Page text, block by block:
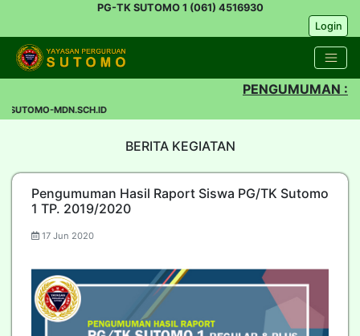
PG-TK SUTOMO 1 (061) 4516930
Login
PENGUMUMAN :
SUTOMO-MDN.SCH.ID
BERITA KEGIATAN
Pengumuman Hasil Raport Siswa PG/TK Sutomo
1 TP. 2019/2020
17 Jun 2020